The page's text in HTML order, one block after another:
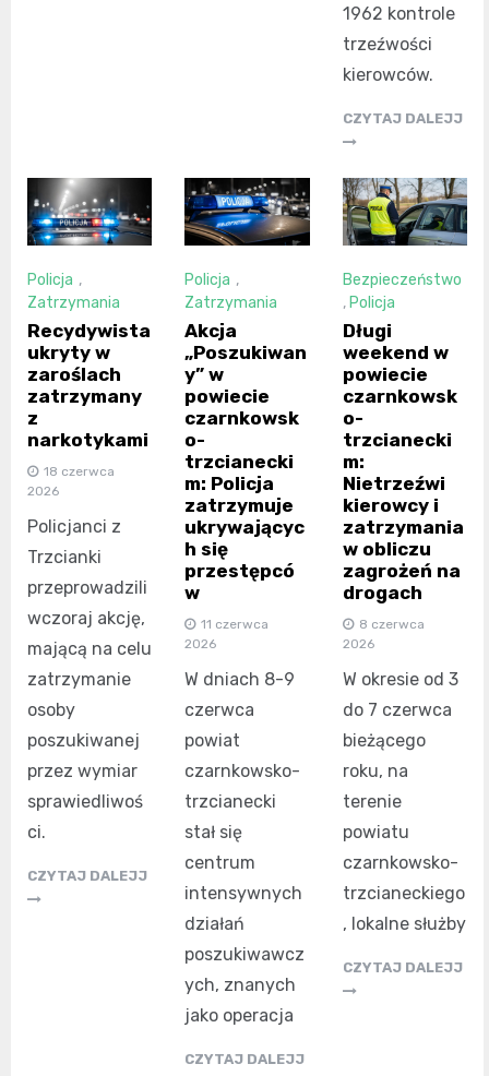
1962 kontrole
trzeźwości
kierowców.
CZYTAJ DALEJJ
Policja ,
Zatrzymania
Recydywista
ukryty w
zaroślach
zatrzymany
z
narkotykami
18 czerwca
2026
Policjanci z
Trzcianki
przeprowadzili
wczoraj akcję,
mającą na celu
zatrzymanie
osoby
poszukiwanej
przez wymiar
sprawiedliwoś
ci.
CZYTAJ DALEJJ
Policja ,
Zatrzymania
Akcja
„Poszukiwan
y” w
powiecie
czarnkowsk
o-
trzcianecki
m: Policja
zatrzymuje
ukrywającyc
h się
przestępcó
w
11 czerwca
2026
W dniach 8-9
czerwca
powiat
czarnkowsko-
trzcianecki
stał się
centrum
intensywnych
działań
poszukiwawcz
ych, znanych
jako operacja
CZYTAJ DALEJJ
Bezpieczeństwo
, Policja
Długi
weekend w
powiecie
czarnkowsk
o-
trzcianecki
m:
Nietrzeźwi
kierowcy i
zatrzymania
w obliczu
zagrożeń na
drogach
8 czerwca
2026
W okresie od 3
do 7 czerwca
bieżącego
roku, na
terenie
powiatu
czarnkowsko-
trzcianeckiego
, lokalne służby
CZYTAJ DALEJJ